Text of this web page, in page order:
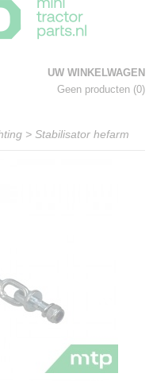
UW WINKELWAGEN
Geen producten (0)
> Stabilisator hefarm